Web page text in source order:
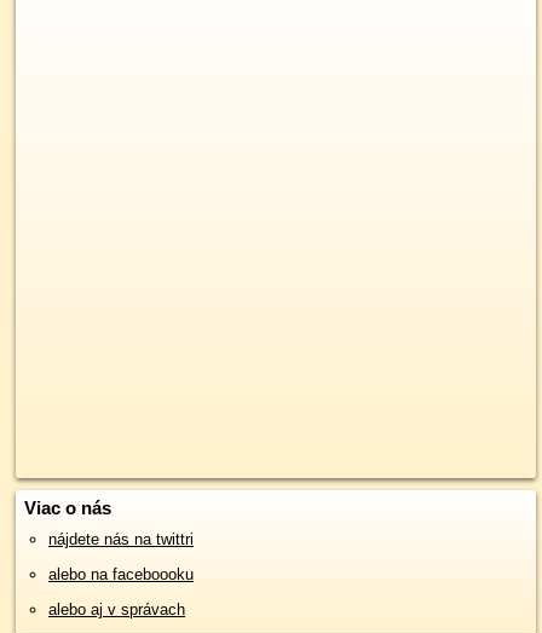
Viac o nás
nájdete nás na twittri
alebo na faceboooku
alebo aj v správach